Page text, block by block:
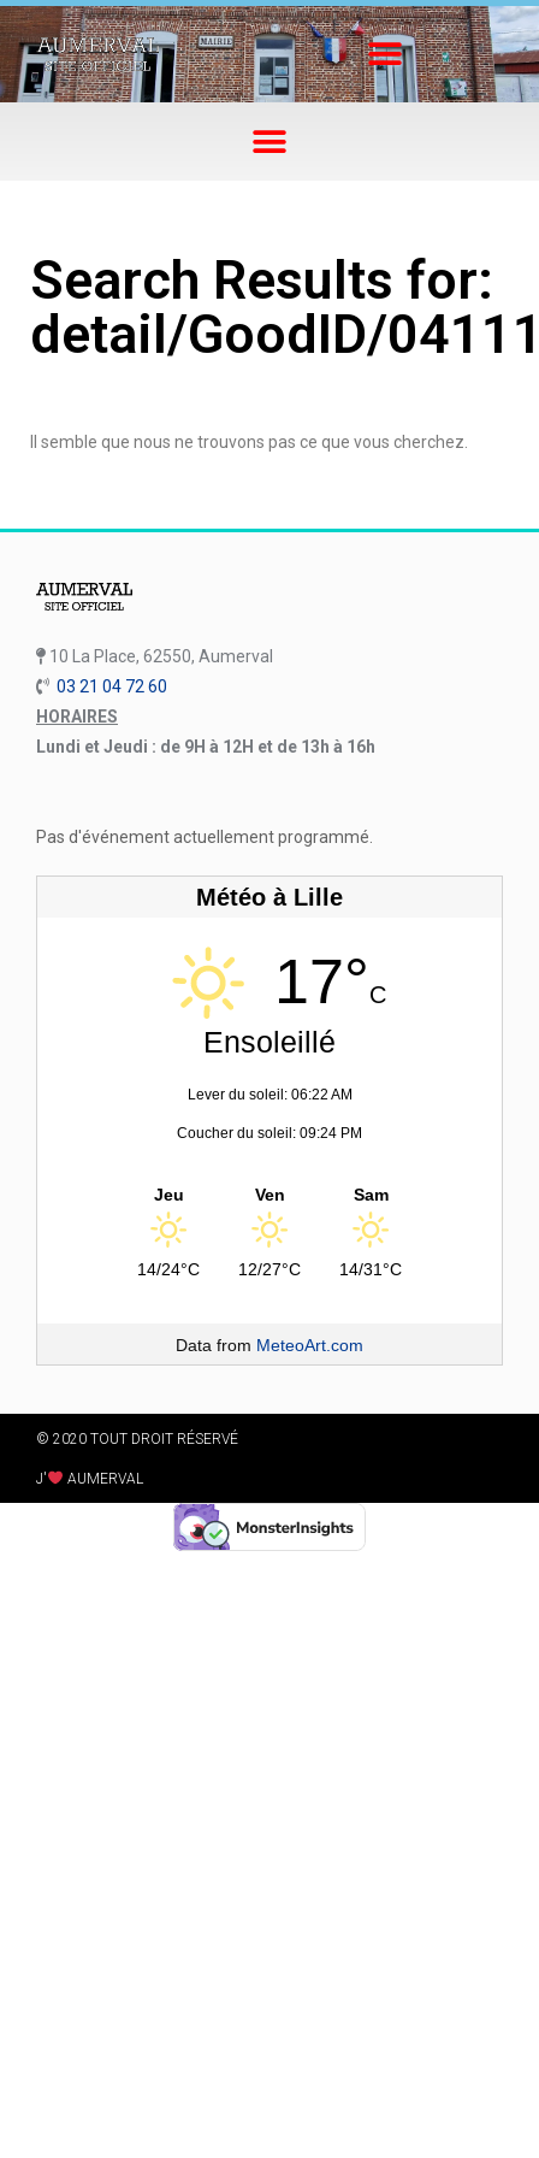
Search Results for:
detail/GoodID/
Il semble que nous ne trouvons pas ce que vous cherchez.
10 La Place, 62550, Aumerval
03 21 04 72 60
HORAIRES
Lundi et Jeudi : de 9H à 12H et de 13h à 16h
Pas d'événement actuellement programmé.
Météo à Lille
17°C
Ensoleillé
Lever du soleil: 06:22 AM
Coucher du soleil: 09:24 PM
Jeu
14/24°C
Ven
12/27°C
Sam
14/31°C
Data from MeteoArt.com
© 2020 TOUT DROIT RÉSERVÉ
J' AUMERVAL